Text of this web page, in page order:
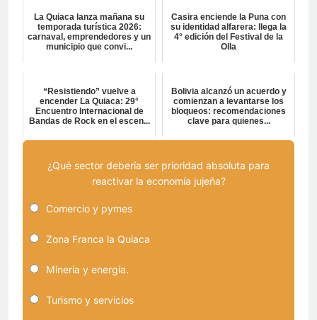
La Quiaca lanza mañana su
temporada turística 2026:
carnaval, emprendedores y un
municipio que convi...
Casira enciende la Puna con
su identidad alfarera: llega la
4° edición del Festival de la
Olla
“Resistiendo” vuelve a
encender La Quiaca: 29°
Encuentro Internacional de
Bandas de Rock en el escen...
Bolivia alcanzó un acuerdo y
comienzan a levantarse los
bloqueos: recomendaciones
clave para quienes...
¿Qué sector debería ser prioridad absoluta para
reactivar la economía jujeña?
Comercio y pymes
Zona Franca la Quiaca
Minería y energía.
Turismo y servicios